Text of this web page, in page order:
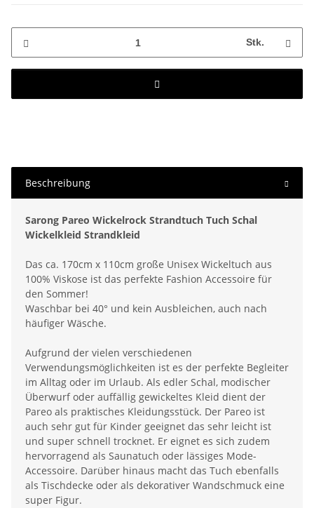
Stk.
Beschreibung
Sarong Pareo Wickelrock Strandtuch Tuch Schal
Wickelkleid Strandkleid
Das ca. 170cm x 110cm große Unisex Wickeltuch aus
100% Viskose ist das perfekte Fashion Accessoire für
den Sommer!
Waschbar bei 40° und kein Ausbleichen, auch nach
häufiger Wäsche.
Aufgrund der vielen verschiedenen
Verwendungsmöglichkeiten ist es der perfekte Begleiter
im Alltag oder im Urlaub. Als edler Schal, modischer
Überwurf oder auffällig gewickeltes Kleid dient der
Pareo als praktisches Kleidungsstück. Der Pareo ist
auch sehr gut für Kinder geeignet das sehr leicht ist
und super schnell trocknet. Er eignet es sich zudem
hervorragend als Saunatuch oder lässiges Mode-
Accessoire. Darüber hinaus macht das Tuch ebenfalls
als Tischdecke oder als dekorativer Wandschmuck eine
super Figur.